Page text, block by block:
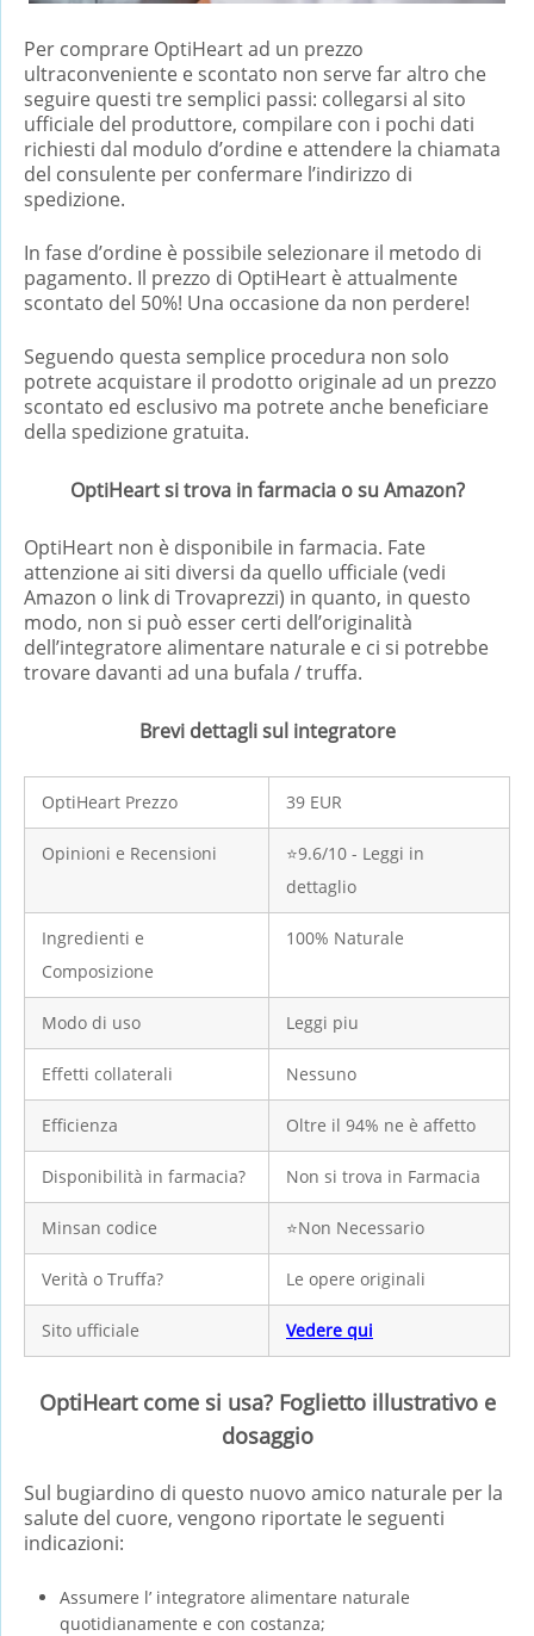
Per comprare OptiHeart ad un prezzo
ultraconveniente e scontato non serve far altro che
seguire questi tre semplici passi: collegarsi al sito
ufficiale del produttore, compilare con i pochi dati
richiesti dal modulo d’ordine e attendere la chiamata
del consulente per confermare l’indirizzo di
spedizione.
In fase d’ordine è possibile selezionare il metodo di
pagamento. Il prezzo di OptiHeart è attualmente
scontato del 50%! Una occasione da non perdere!
Seguendo questa semplice procedura non solo
potrete acquistare il prodotto originale ad un prezzo
scontato ed esclusivo ma potrete anche beneficiare
della spedizione gratuita.
OptiHeart si trova in farmacia o su Amazon?
OptiHeart non è disponibile in farmacia. Fate
attenzione ai siti diversi da quello ufficiale (vedi
Amazon o link di Trovaprezzi) in quanto, in questo
modo, non si può esser certi dell’originalità
dell’integratore alimentare naturale e ci si potrebbe
trovare davanti ad una bufala / truffa.
Brevi dettagli sul integratore
OptiHeart Prezzo 39 EUR
Opinioni e Recensioni
⭐9.6/10 - Leggi in
dettaglio
Ingredienti e
Composizione
100% Naturale
Modo di uso Leggi piu
Effetti collaterali Nessuno
Efficienza Oltre il 94% ne è affetto
Disponibilità in farmacia? Non si trova in Farmacia
Minsan codice ⭐Non Necessario
Verità o Truffa? Le opere originali
Sito ufficiale Vedere qui
OptiHeart come si usa? Foglietto illustrativo e
dosaggio
Sul bugiardino di questo nuovo amico naturale per la
salute del cuore, vengono riportate le seguenti
indicazioni:
Assumere l’ integratore alimentare naturale
quotidianamente e con costanza;